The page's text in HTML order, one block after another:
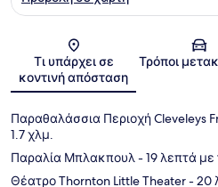
Τι υπάρχει σε
κοντινή απόσταση
Τρόποι
Παραθαλάσσια Περιοχή Cleveleys
1.7 χλμ.
Παραλία Μπλακπουλ- 19 λεπτά με
Θέατρο Thornton Little Theater- 20